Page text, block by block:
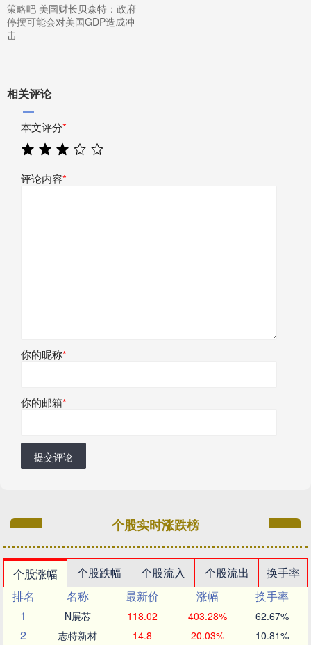
策略吧 美国财长贝森特：政府
停摆可能会对美国GDP造成冲
击
相关评论
本文评分*
评论内容*
你的昵称*
你的邮箱*
提交评论
个股实时涨跌榜
个股涨幅 个股跌幅 个股流入 个股流出
换手率
排名
名称 最新价 涨幅
换手率
1
N展芯 118.02 403.28% 62.67%
2 志特新材 14.8 20.03% 10.81%